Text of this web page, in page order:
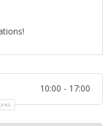
10:00 - 17:00